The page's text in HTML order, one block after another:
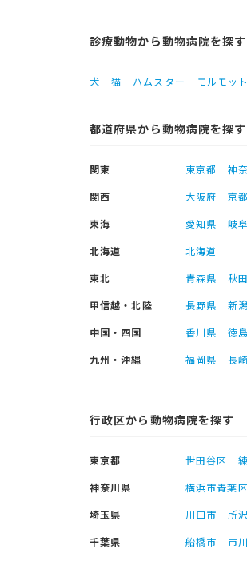
診療動物から動物病院を探す
犬 猫 ハムスター モルモット
都道府県から動物病院を探す
関東 東京都 神
関西
大阪府 京
東海
愛知県 岐
北海道
北海道
東北
青森県 秋
甲信越・北陸
長野県 新
中国・四国
香川県 徳
九州・沖縄
福岡県 長
行政区から動物病院を探す
東京都 世田谷区
神奈川県
横浜市青葉区
埼玉県
川口市 所
千葉県
船橋市 市